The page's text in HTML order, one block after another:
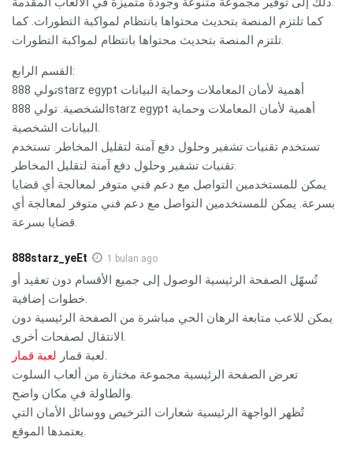
كما تلتزم المنصة بتحديث محتواها بانتظام لمواكبة التطورات. كما
تلتزم المنصة بتحديث محتواها بانتظام لمواكبة التطورات.
القسم الرابع:
تولي 888starz egypt أهمية لأمان المعاملات وحماية البيانات
الشخصية. تولي 888starz egypt أهمية لأمان المعاملات وحماية
البيانات الشخصية.
تستخدم تقنيات تشفير وحلول دفع آمنة لتقليل المخاطر. تستخدم
تقنيات تشفير وحلول دفع آمنة لتقليل المخاطر.
يمكن للمستخدمين التواصل مع دعم فني متوفر لمعالجة أي قضايا
بسرعة. يمكن للمستخدمين التواصل مع دعم فني متوفر لمعالجة أي
قضايا بسرعة.
888starz_yeEt 1 bulan ago
تُسهّل الصفحة الرئيسية الوصول إلى جميع الأقسام دون تعقيد أو
خطوات إضافية.
يمكن للاعب متابعة الرهان الحي مباشرة من الصفحة الرئيسية دون
الانتقال لصفحات أخرى.
لعبة قمار لعبة قمار
.
تعرض الصفحة الرئيسية مجموعة مختارة من ألعاب السلوت
والطاولة في مكان واضح.
تُظهر الواجهة الرئيسية شعارات الترخيص ووسائل الأمان التي
يعتمدها الموقع.